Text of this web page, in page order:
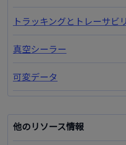
トラッキングとトレーサビ
真空シーラー
可変データ
他のリソース情報